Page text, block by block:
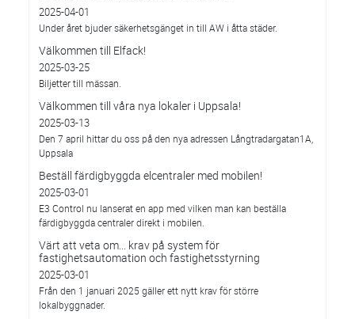
2025-04-01
Under året bjuder säkerhetsgänget in till AW i åtta städer.
Välkommen till Elfack!
2025-03-25
Biljetter till mässan.
Välkommen till våra nya lokaler i Uppsala!
2025-03-13
Den 7 april hittar du oss på den nya adressen Långtradargatan1A,
Uppsala
Beställ färdigbyggda elcentraler med mobilen!
2025-03-01
E3 Control nu lanserat en app med vilken man kan beställa
färdigbyggda centraler direkt i mobilen.
Värt att veta om... krav på system för
fastighetsautomation och fastighetsstyrning
2025-03-01
Från den 1 januari 2025 gäller ett nytt krav för större
lokalbyggnader.